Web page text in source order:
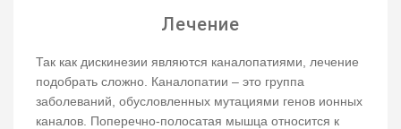
Лечение
Так как дискинезии являются каналопатиями, лечение
подобрать сложно. Каналопатии – это группа
заболеваний, обусловленных мутациями генов ионных
каналов. Поперечно-полосатая мышца относится к